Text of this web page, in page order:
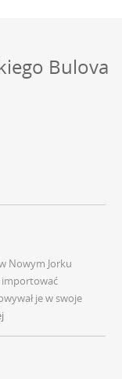
Bulova
Nowym Jorku
importować
je w swoje